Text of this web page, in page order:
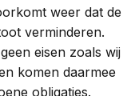
weer dat de
verminderen.
eisen zoals wij
komen daarmee
obligaties.